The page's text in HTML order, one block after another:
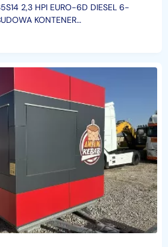
2,3 HPI EURO-6D DIESEL 6-
KONTENER
LAMAR LAMBOX
KG KATEGORIA